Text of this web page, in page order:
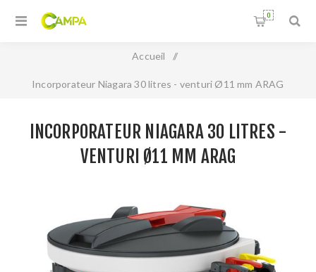
0
Accueil /
Incorporateur Niagara 30 litres - venturi Ø11 mm ARAG
INCORPORATEUR NIAGARA 30 LITRES -
VENTURI Ø11 MM ARAG